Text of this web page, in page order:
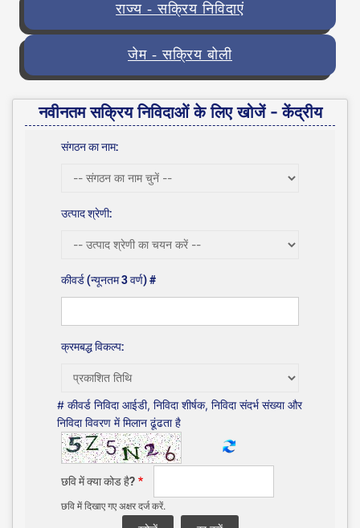
राज्य - सक्रिय निविदाएं
जेम - सक्रिय बोली
नवीनतम सक्रिय निविदाओं के लिए खोजें - केंद्रीय
संगठन का नाम:
उत्पाद श्रेणी:
कीवर्ड (न्यूनतम 3 वर्ण) #
क्रमबद्ध विकल्प:
# कीवर्ड निविदा आईडी, निविदा शीर्षक, निविदा संदर्भ संख्या और
निविदा विवरण में मिलान ढूंढता है
छवि में क्या कोड है?
छवि में दिखाए गए अक्षर दर्ज करें.